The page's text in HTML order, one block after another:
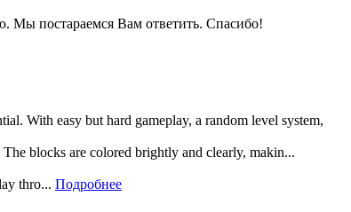
Мы постараемся Вам ответить. Спасибо!
With easy but hard gameplay, a random level system,
blocks are colored brightly and clearly, makin...
thro... Подробнее